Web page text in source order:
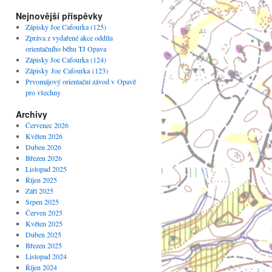
Nejnovější příspěvky
Zápisky Joe Cafourka (125)
Zpráva z vydařené akce oddílu
orientačního běhu TJ Opava
Zápisky Joe Cafourka (124)
Zápisky Joe Cafourka (123)
Prvomájový orientační závod v Opavě
pro všechny
Archivy
Červenec 2026
Květen 2026
Duben 2026
Březen 2026
Listopad 2025
Říjen 2025
Září 2025
Srpen 2025
Červen 2025
Květen 2025
Duben 2025
Březen 2025
Listopad 2024
Říjen 2024